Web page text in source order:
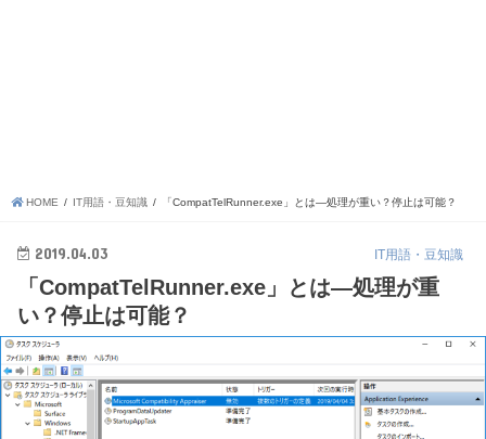
HOME IT用語・豆知識 「CompatTelRunner.exe」とは―処理が重い？停止は可能？
IT用語・豆知識
2019.04.03
「CompatTelRunner.exe」とは―処理が重
い？停止は可能？